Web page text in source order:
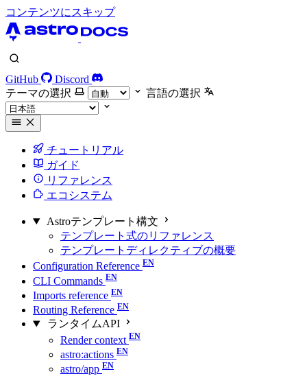
コンテンツにスキップ
GitHub
Discord
テーマの選択
言語の選択
チュートリアル
ガイド
リファレンス
エコシステム
Astroテンプレート構文
テンプレート式のリファレンス
テンプレートディレクティブの概要
Configuration Reference
CLI Commands
Imports reference
Routing Reference
ランタイムAPI
Render context
astro:actions
astro/app